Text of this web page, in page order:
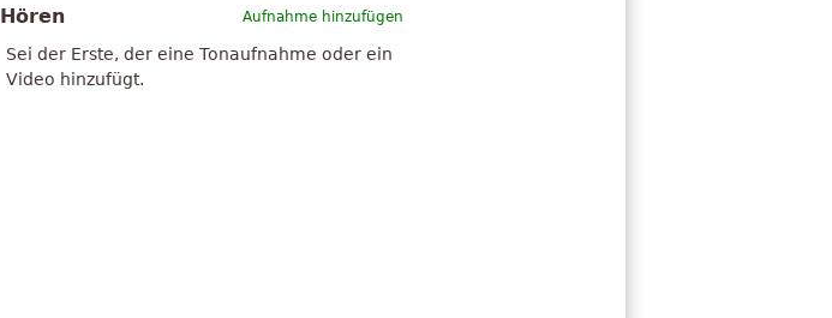
Aufnahme hinzufügen
Hören
Sei der Erste, der eine Tonaufnahme oder ein
Video hinzufügt.